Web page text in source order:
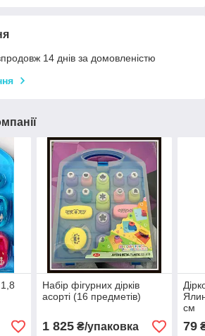
14 днів за домовленістю
Набір фігурних дірків
асорті (16 предметів)
1 825₴/упаковка
см
79